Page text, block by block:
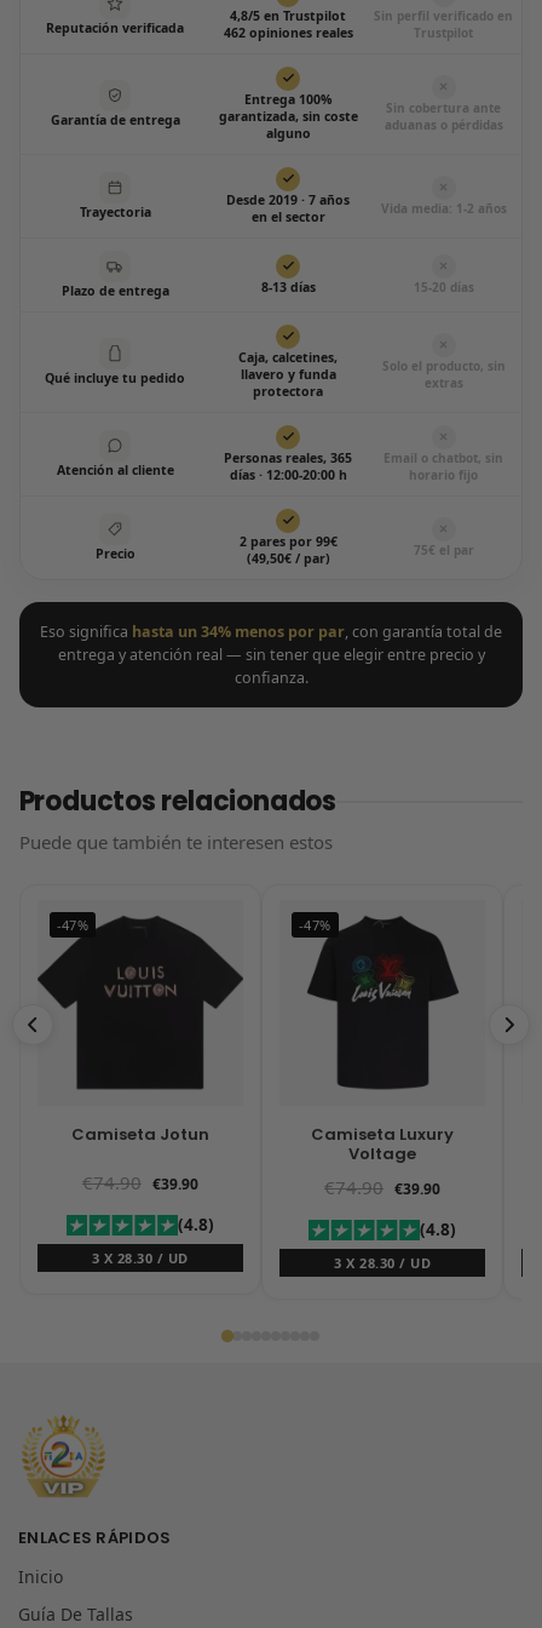
Reputación verificada
4,8/5 en Trustpilot
462 opiniones reales
Sin perfil verificado en
Trustpilot
Garantía de entrega
Entrega 100%
garantizada, sin coste
alguno
Sin cobertura ante
aduanas o pérdidas
Trayectoria
Desde 2019 · 7 años
en el sector
Vida media: 1-2 años
Plazo de entrega 8-13 días 15-20 días
Qué incluye tu pedido
Caja, calcetines,
llavero y funda
protectora
Solo el producto, sin
extras
Atención al cliente
Personas reales, 365
días · 12:00-20:00 h
Email o chatbot, sin
horario fijo
Precio
2 pares por 99€
(49,50€ / par)
75€ el par
Eso significa hasta un 34% menos por par, con garantía total de
entrega y atención real — sin tener que elegir entre precio y
confianza.
Productos relacionados
Puede que también te interesen estos
-47%
Camiseta Jotun
€74.90 €39.90
(4.8)
3 X 28.30 / UD
-47%
Camiseta Luxury
Voltage
€74.90 €39.90
(4.8)
3 X 28.30 / UD
ENLACES RÁPIDOS
Inicio
Guía De Tallas